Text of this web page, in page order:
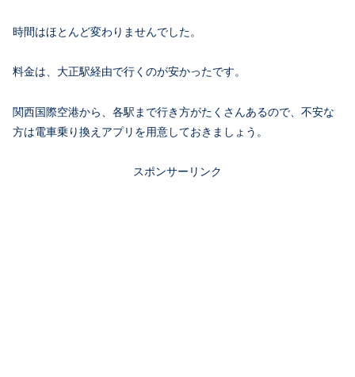
時間はほとんど変わりませんでした。
料金は、大正駅経由で行くのが安かったです。
関西国際空港から、各駅まで行き方がたくさんあるので、不安な
方は電車乗り換えアプリを用意しておきましょう。
スポンサーリンク